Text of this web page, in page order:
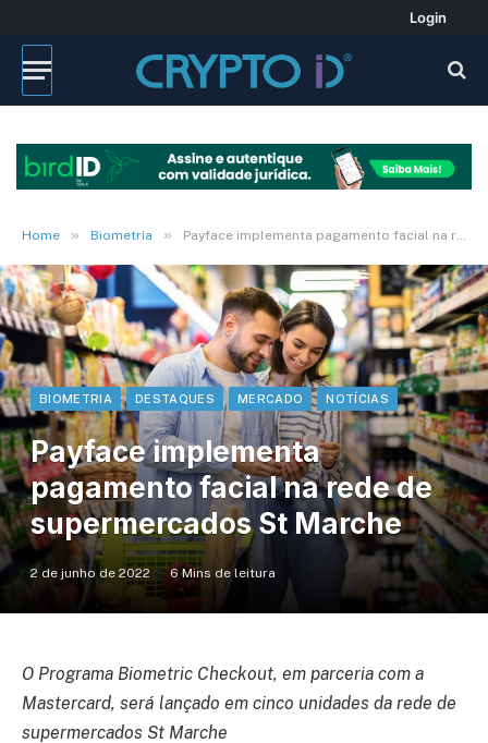
Login
Home » Biometria » Payface implementa pagamento facial na rede de supermercados St Marche
BIOMETRIA DESTAQUES MERCADO NOTÍCIAS
Payface implementa
pagamento facial na rede de
supermercados St Marche
2 de junho de 2022 6 Mins de leitura
O Programa Biometric Checkout, em parceria com a
Mastercard, será lançado em cinco unidades da rede de
supermercados St Marche